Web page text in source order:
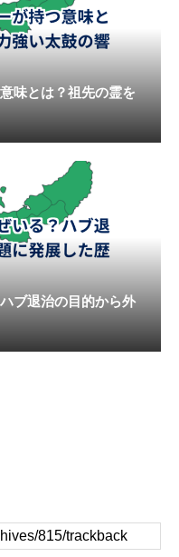
味とは？祖先の霊を
ブ退治の目的から外